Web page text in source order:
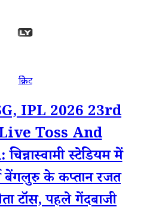
क्रिकेट
IPL 2026 23rd
Toss And
स्टेडियम में
बेंगलुरु के कप्तान रजत
टॉस, पहले गेंदबाजी